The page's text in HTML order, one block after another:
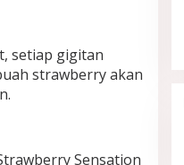
setiap gigitan
strawberry akan
Sensation